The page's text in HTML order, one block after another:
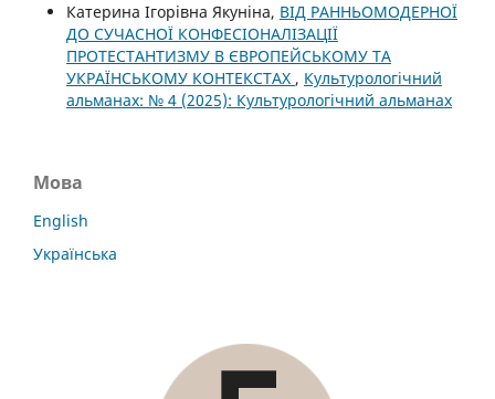
Катерина Ігорівна Якуніна, ВІД РАННЬОМОДЕРНОЇ
ДО СУЧАСНОЇ КОНФЕСІОНАЛІЗАЦІЇ
ПРОТЕСТАНТИЗМУ В ЄВРОПЕЙСЬКОМУ ТА
УКРАЇНСЬКОМУ КОНТЕКСТАХ , Культурологічний
альманах: № 4 (2025): Культурологічний альманах
Мова
English
Українська